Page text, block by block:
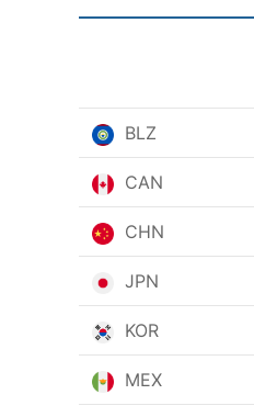
BLZ
CAN
CHN
JPN
KOR
MEX